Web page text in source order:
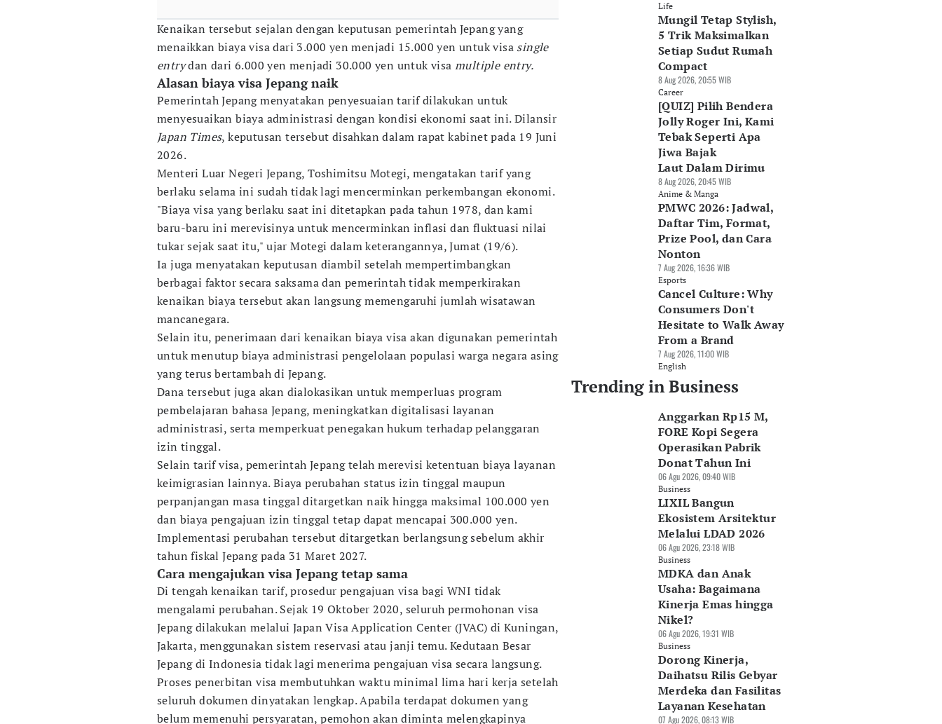
Kenaikan tersebut sejalan dengan keputusan pemerintah Jepang yang
menaikkan biaya visa dari 3.000 yen menjadi 15.000 yen untuk visa single
entrydan dari 6.000 yen menjadi 30.000 yen untuk visamultiple entry.
Alasan biaya visa Jepang naik
Pemerintah Jepang menyatakan penyesuaian tarif dilakukan untuk
menyesuaikan biaya administrasi dengan kondisi ekonomi saat ini. Dilansir
Japan Times, keputusan tersebut disahkan dalam rapat kabinet pada 19 Juni
2026.
Menteri Luar Negeri Jepang, Toshimitsu Motegi, mengatakan tarif yang
berlaku selama ini sudah tidak lagi mencerminkan perkembangan ekonomi.
"Biaya visa yang berlaku saat ini ditetapkan pada tahun 1978, dan kami
baru-baru ini merevisinya untuk mencerminkan inflasi dan fluktuasi nilai
tukar sejak saat itu," ujar Motegi dalam keterangannya, Jumat (19/6).
Ia juga menyatakan keputusan diambil setelah mempertimbangkan
berbagai faktor secara saksama dan pemerintah tidak memperkirakan
kenaikan biaya tersebut akan langsung memengaruhi jumlah wisatawan
mancanegara.
Selain itu, penerimaan dari kenaikan biaya visa akan digunakan pemerintah
untuk menutup biaya administrasi pengelolaan populasi warga negara asing
yang terus bertambah di Jepang.
Dana tersebut juga akan dialokasikan untuk memperluas program
pembelajaran bahasa Jepang, meningkatkan digitalisasi layanan
administrasi, serta memperkuat penegakan hukum terhadap pelanggaran
izin tinggal.
Selain tarif visa, pemerintah Jepang telah merevisi ketentuan biaya layanan
keimigrasian lainnya. Biaya perubahan status izin tinggal maupun
perpanjangan masa tinggal ditargetkan naik hingga maksimal 100.000 yen
dan biaya pengajuan izin tinggal tetap dapat mencapai 300.000 yen.
Implementasi perubahan tersebut ditargetkan berlangsung sebelum akhir
tahun fiskal Jepang pada 31 Maret 2027.
Cara mengajukan visa Jepang tetap sama
Di tengah kenaikan tarif, prosedur pengajuan visa bagi WNI tidak
mengalami perubahan. Sejak 19 Oktober 2020, seluruh permohonan visa
Jepang dilakukan melalui Japan Visa Application Center (JVAC) di Kuningan,
Jakarta, menggunakan sistem reservasi atau janji temu. Kedutaan Besar
Jepang di Indonesia tidak lagi menerima pengajuan visa secara langsung.
Proses penerbitan visa membutuhkan waktu minimal lima hari kerja setelah
seluruh dokumen dinyatakan lengkap. Apabila terdapat dokumen yang
belum memenuhi persyaratan, pemohon akan diminta melengkapinya
Life
Mungil Tetap Stylish,
5 Trik Maksimalkan
Setiap Sudut Rumah
Compact
8 Aug 2026, 20:55 WIB
Career
[QUIZ] Pilih Bendera
Jolly Roger Ini, Kami
Tebak Seperti Apa
Jiwa Bajak
Laut Dalam Dirimu
8 Aug 2026, 20:45 WIB
Anime & Manga
PMWC 2026: Jadwal,
Daftar Tim, Format,
Prize Pool, dan Cara
Nonton
7 Aug 2026, 16:36 WIB
Esports
Cancel Culture: Why
Consumers Don't
Hesitate to Walk Away
From a Brand
7 Aug 2026, 11:00 WIB
English
Trending in Business
Anggarkan Rp15 M,
FORE Kopi Segera
Operasikan Pabrik
Donat Tahun Ini
06 Agu 2026, 09:40 WIB
Business
LIXIL Bangun
Ekosistem Arsitektur
Melalui LDAD 2026
06 Agu 2026, 23:18 WIB
Business
MDKA dan Anak
Usaha: Bagaimana
Kinerja Emas hingga
Nikel?
06 Agu 2026, 19:31 WIB
Business
Dorong Kinerja,
Daihatsu Rilis Gebyar
Merdeka dan Fasilitas
Layanan Kesehatan
07 Agu 2026, 08:13 WIB